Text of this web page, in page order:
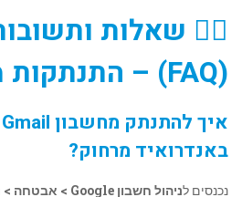
🙋‍♂️ שאלות
(FAQ) – התנתקות מ-Gmail
באנדרואיד מרחוק?
נכנסים לניהול חשבון Google > אבטחה > ניהול כל המכשירים